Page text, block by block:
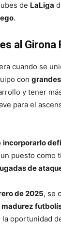
de LaLiga
.
al Girona
cuando se
con
y tener
para el
incorporarlo
puesto como
de
de 2025, se
madurez
oportunidad